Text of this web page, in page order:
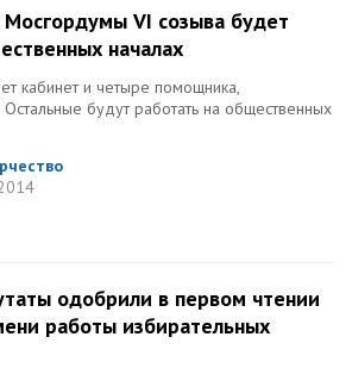
Мосгордумы VI созыва будет
началах
кабинет и четыре помощника,
будут работать на общественных
одобрили в первом чтении
работы избирательных